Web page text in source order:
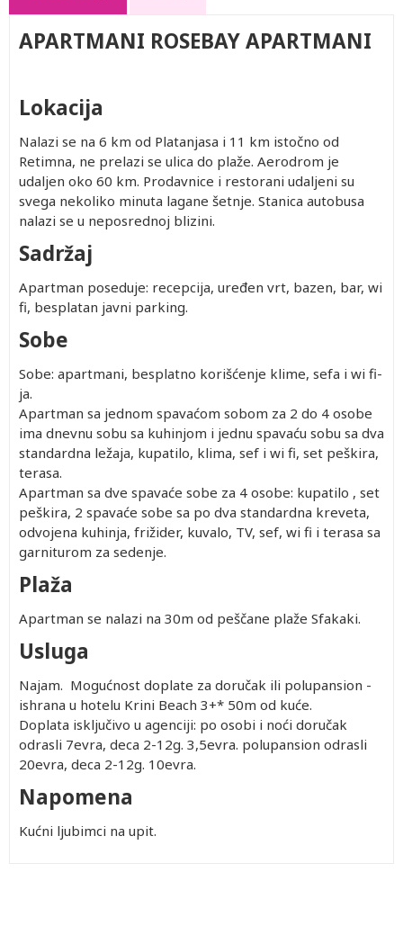
APARTMANI ROSEBAY APARTMANI
Lokacija
Nalazi se na 6 km od Platanjasa i 11 km istočno od
Retimna, ne prelazi se ulica do plaže. Aerodrom je
udaljen oko 60 km. Prodavnice i restorani udaljeni su
svega nekoliko minuta lagane šetnje. Stanica autobusa
nalazi se u neposrednoj blizini.
Sadržaj
Apartman poseduje: recepcija, uređen vrt, bazen, bar, wi
fi, besplatan javni parking.
Sobe
Sobe: apartmani, besplatno korišćenje klime, sefa i wi fi-
ja.
Apartman sa jednom spavaćom sobom za 2 do 4 osobe
ima dnevnu sobu sa kuhinjom i jednu spavaću sobu sa dva
standardna ležaja, kupatilo, klima, sef i wi fi, set peškira,
terasa.
Apartman sa dve spavaće sobe za 4 osobe: kupatilo , set
peškira, 2 spavaće sobe sa po dva standardna kreveta,
odvojena kuhinja, frižider, kuvalo, TV, sef, wi fi i terasa sa
garniturom za sedenje.
Plaža
Apartman se nalazi na 30m od peščane plaže Sfakaki.
Usluga
Najam. Mogućnost doplate za doručak ili polupansion -
ishrana u hotelu Krini Beach 3+* 50m od kuće.
Doplata isključivo u agenciji: po osobi i noći doručak
odrasli 7evra, deca 2-12g. 3,5evra. polupansion odrasli
20evra, deca 2-12g. 10evra.
Napomena
Kućni ljubimci na upit.